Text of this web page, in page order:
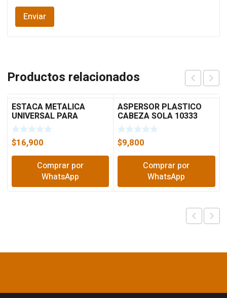
Productos relacionados
ESTACA METALICA
UNIVERSAL PARA
ASPERSO HERRAGRO
$16,900
Comprar por
WhatsApp
ASPERSOR PLASTICO
CABEZA SOLA 10333
TRUPER
$9,800
Comprar por
WhatsApp